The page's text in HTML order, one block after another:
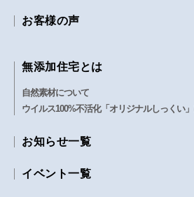
お客様の声
無添加住宅とは
自然素材について
ウイルス100%不活化「オリジナルしっくい
お知らせ一覧
イベント一覧